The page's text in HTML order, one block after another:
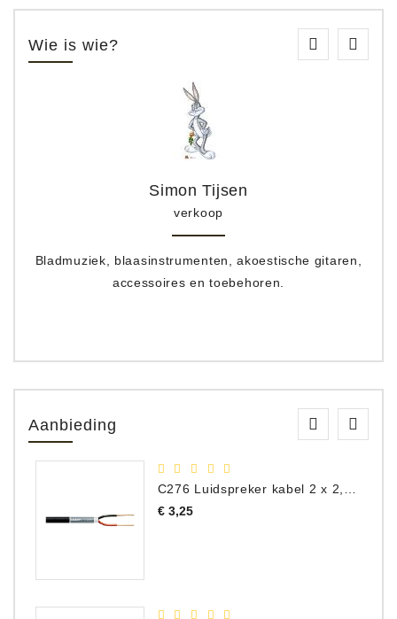
Wie is wie?
Simon Tijsen
verkoop
Bladmuziek, blaasinstrumenten, akoestische gitaren,
accessoires en toebehoren.
Aanbieding
C276 Luidspreker kabel 2 x 2,50 mm² (per meter)
€ 3,25Prijs